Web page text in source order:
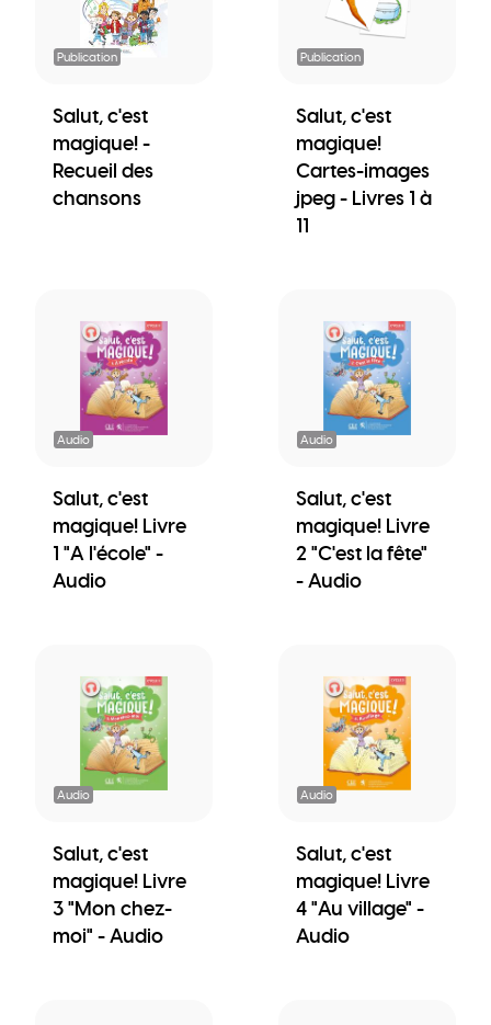
Publication
Salut, c'est
magique! -
Recueil des
chansons
Publication
Salut, c'est
magique!
Cartes-images
jpeg - Livres 1 à
11
Audio
Salut, c'est
magique! Livre
1 "A l'école" -
Audio
Audio
Salut, c'est
magique! Livre
2 "C'est la fête"
- Audio
Audio
Salut, c'est
magique! Livre
3 "Mon chez-
moi" - Audio
Audio
Salut, c'est
magique! Livre
4 "Au village" -
Audio